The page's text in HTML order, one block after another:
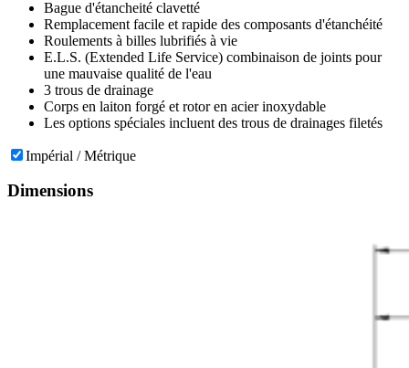
Bague d'étancheité clavetté
Remplacement facile et rapide des composants d'étanchéité
Roulements à billes lubrifiés à vie
E.L.S. (Extended Life Service) combinaison de joints pour
une mauvaise qualité de l'eau
3 trous de drainage
Corps en laiton forgé et rotor en acier inoxydable
Les options spéciales incluent des trous de drainages filetés
Impérial / Métrique
Dimensions